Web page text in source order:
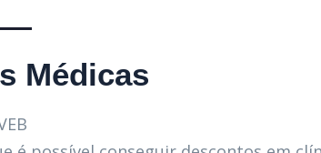
Médicas